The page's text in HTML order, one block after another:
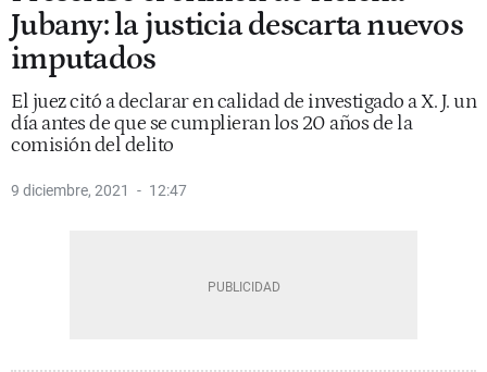
Jubany: la justicia descarta nuevos
imputados
El juez citó a declarar en calidad de investigado a X. J. un
día antes de que se cumplieran los 20 años de la
comisión del delito
9 diciembre, 2021 12:47